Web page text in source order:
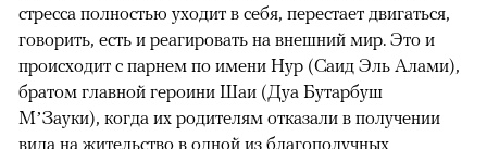
стресса полностью уходит в себя, перестает двигаться,
говорить, есть и реагировать на внешний мир. Это и
происходит с парнем по имени Нур (Саид Эль Алами),
братом главной героини Шаи (Дуа Бутарбуш
М’Зауки), когда их родителям отказали в получении
вида на жительство в одной из благополучных